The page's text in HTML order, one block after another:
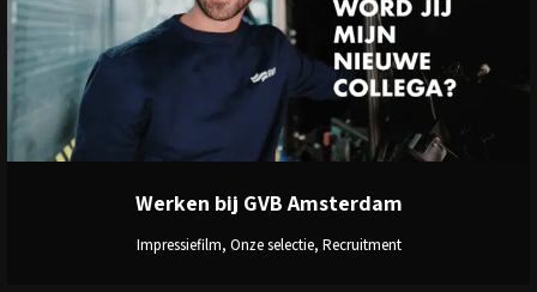
View
Werken bij GVB Amsterdam
Impressiefilm, Onze selectie, Recruitment